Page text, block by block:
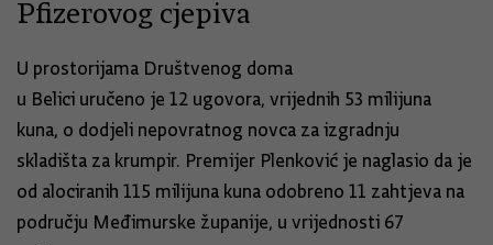
Pfizerovog cjepiva
U prostorijama Društvenog doma
u Belici uručeno je 12 ugovora, vrijednih 53 milijuna
kuna, o dodjeli nepovratnog novca za izgradnju
skladišta za krumpir. Premijer Plenković je naglasio da je
od alociranih 115 milijuna kuna odobreno 11 zahtjeva na
području Međimurske županije, u vrijednosti 67